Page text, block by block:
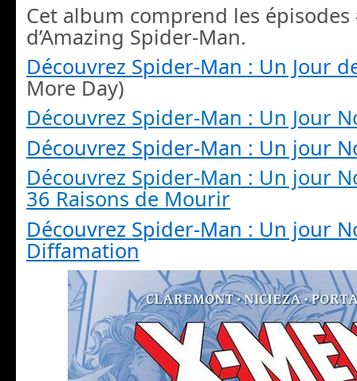
Cet album comprend les
d’Amazing Spider-Man.
Découvrez Spider-Man : Un Jour
More Day)
Découvrez Spider-Man : Un Jour
Découvrez Spider-Man : Un jour
Découvrez Spider-Man : Un jour
36 Raisons de Mourir
Découvrez Spider-Man : Un jour
Diffamation